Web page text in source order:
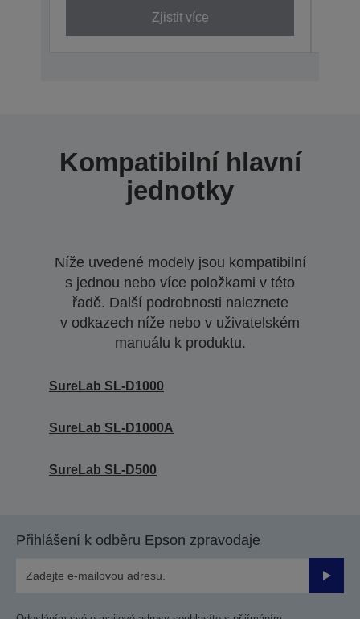
Zjistit více
Kompatibilní hlavní
jednotky
Níže uvedené modely jsou kompatibilní
s jednou nebo více položkami v této
řadě. Další podrobnosti naleznete
v odkazech níže nebo v uživatelském
manuálu k produktu.
SureLab SL-D1000
SureLab SL-D1000A
SureLab SL-D500
Přihlášení k odběru Epson zpravodaje